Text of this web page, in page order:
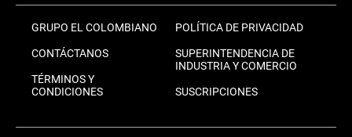
GRUPO EL COLOMBIANO
CONTÁCTANOS
TÉRMINOS Y
CONDICIONES
POLÍTICA DE PRIVACIDAD
SUPERINTENDENCIA DE
INDUSTRIA Y COMERCIO
SUSCRIPCIONES